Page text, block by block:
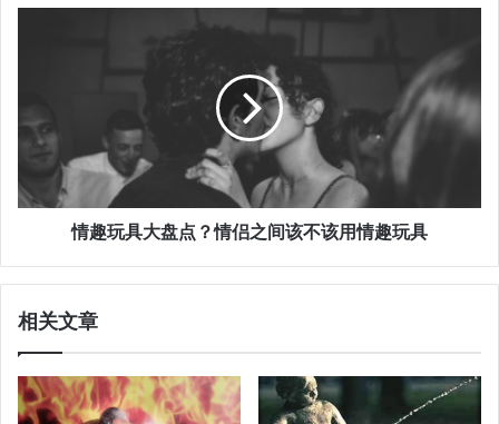
情趣玩具大盘点？情侣之间该不该用情趣玩具
相关文章